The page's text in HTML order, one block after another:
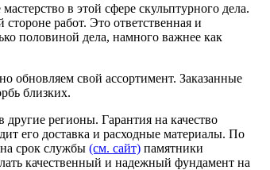
в этой сфере скульптурного дела.
работ. Это ответственная и
половиной дела, намного важнее как
обновляем свой ассортимент. Заказанные
близких.
регионы. Гарантия на качество
его доставка и расходные материалы. По
срок службы (см. сайт) памятники
качественный и надежный фундамент на